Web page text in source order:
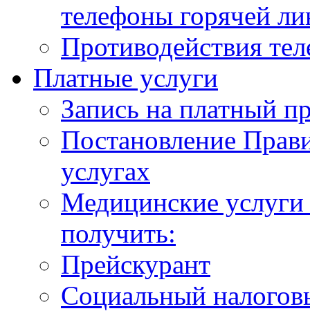
телефоны горячей
Противодействия
Платные услуги
Запись на платный
Постановление
услугах
Медицинские
получить:
Прейскурант
Социальный